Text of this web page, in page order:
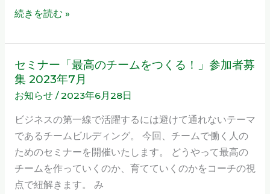
め
マ
ン
ド
使
い
方
の
技
続きを読む »
セミナー「最高のチームをつくる！」参加者募
集 2023年7月
お知らせ/2023年6月28日
ビジネスの第一線で活躍するには避けて通れないテーマ
であるチームビルディング。 今回、チームで働く人の
ためのセミナーを開催いたします。 どうやって最高の
チームを作っていくのか、育てていくのかをコーチの視
点で紐解きます。 み
セ
ミ
ナ
ー
「最
高
の
チ